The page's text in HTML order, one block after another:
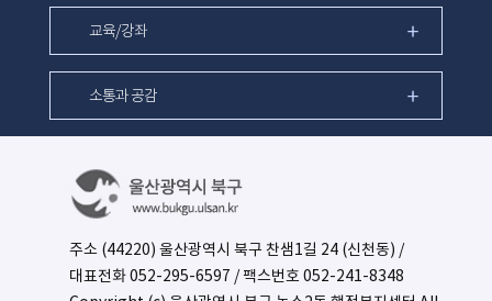
교육/강좌
소통과 공감
주소 (44220) 울산광역시 북구 찬샘1길 24 (신천동) /
대표전화052-295-6597 / 팩스번호 052-241-8348